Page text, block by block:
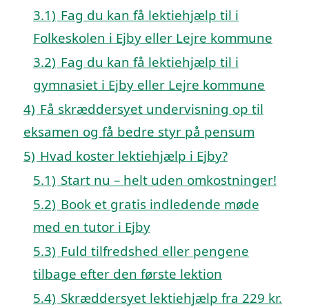
3.1) Fag du kan få lektiehjælp til i
Folkeskolen i Ejby eller Lejre kommune
3.2) Fag du kan få lektiehjælp til i
gymnasiet i Ejby eller Lejre kommune
4) Få skræddersyet undervisning op til
eksamen og få bedre styr på pensum
5) Hvad koster lektiehjælp i Ejby?
5.1) Start nu – helt uden omkostninger!
5.2) Book et gratis indledende møde
med en tutor i Ejby
5.3) Fuld tilfredshed eller pengene
tilbage efter den første lektion
5.4) Skræddersyet lektiehjælp fra 229 kr.